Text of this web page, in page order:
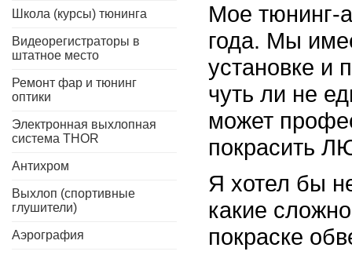
Школа (курсы) тюнинга
Видеорегистраторы в
штатное место
Ремонт фар и тюнинг
оптики
Электронная выхлопная
система THOR
Антихром
Выхлоп (спортивные
глушители)
Аэрография
Мое тюнинг-
года. Мы
установке и
чуть ли не
может
покрасить
Я хотел бы
какие
покраске